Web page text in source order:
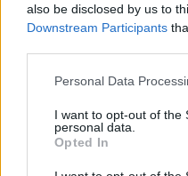
also be disclosed by us to
Downstream Participants
Please note that this
not limited to your visit or
grant or deny consent to
use your data for below
consent section.
Personal Data
I want to opt-out of the
personal data.
Opted In
εμπειρία και ταλέντο
ολοκληρωμένες
περιουσιακού στοιχείου
χρηματοοικονομικές